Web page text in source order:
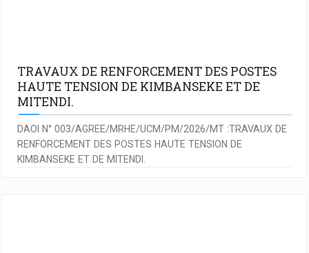
TRAVAUX DE RENFORCEMENT DES POSTES
HAUTE TENSION DE KIMBANSEKE ET DE
MITENDI.
DAOI N° 003/AGREE/MRHE/UCM/PM/2026/MT :TRAVAUX DE
RENFORCEMENT DES POSTES HAUTE TENSION DE
KIMBANSEKE ET DE MITENDI.